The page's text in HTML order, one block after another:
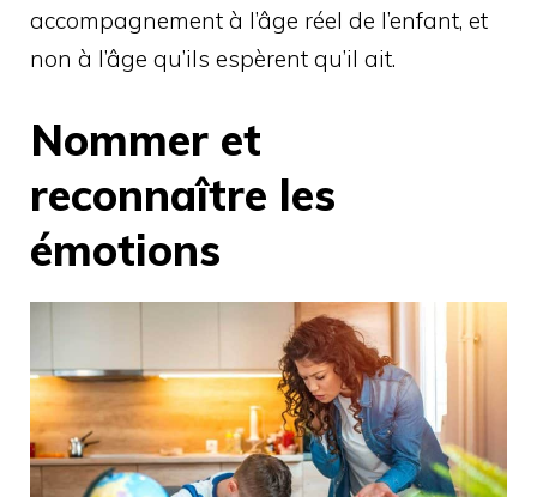
accompagnement à l’âge réel de l’enfant, et
non à l’âge qu’ils espèrent qu’il ait.
Nommer et
reconnaître les
émotions